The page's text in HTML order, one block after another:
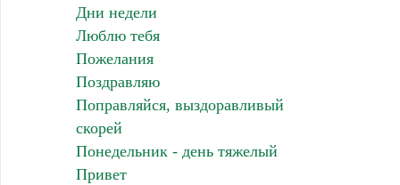
Дни недели
Люблю тебя
Пожелания
Поздравляю
Поправляйся, выздоравливый
скорей
Понедельник - день тяжелый
Привет